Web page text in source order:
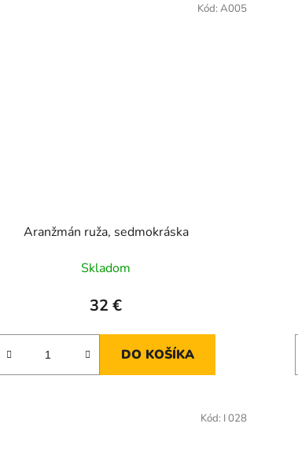
Aranžmán ruža, sedmokráska
Skladom
32 €
DO KOŠÍKA
Kód: A005
Kód: I 028